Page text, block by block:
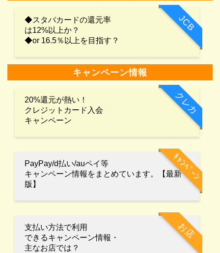
JCB
◆スタバカードの還元率
は12%以上か？
◆or 16.5％以上を目指す？
キャンペーン情報
クレカ
20%還元が熱い！
クレジットカード入会
キャンペーン
ｷｬﾝﾍﾟｰﾝ
PayPay/d払い/auペイ等
キャンペーン情報をまとめています。【最新
版】
お店
支払い方法で利用
できるキャンペーン情報・
主なお店では？